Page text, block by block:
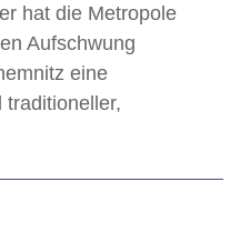
hat die Metropole
Aufschwung
eine
traditioneller,